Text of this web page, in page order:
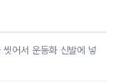
어서 운동화 신발에 넣